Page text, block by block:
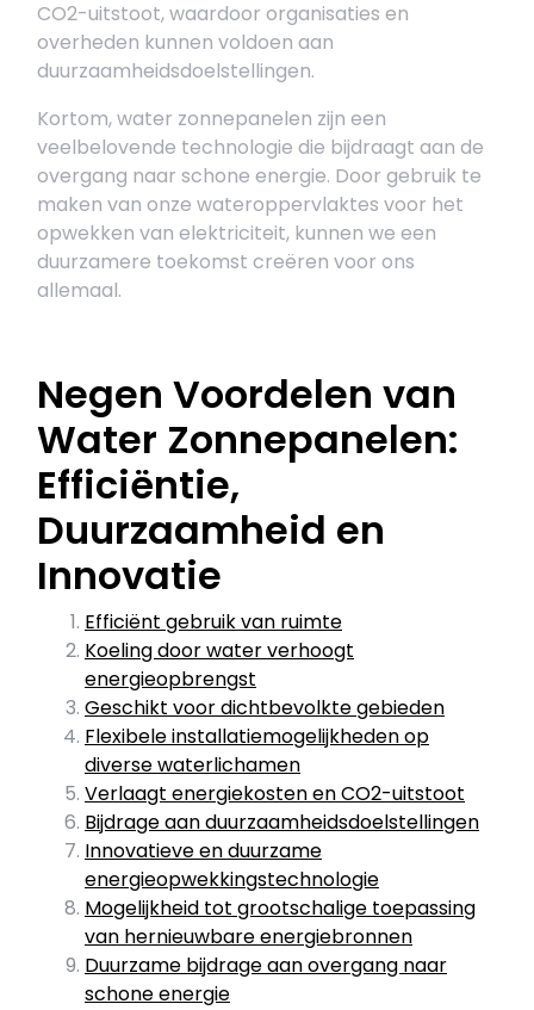
CO2-uitstoot, waardoor organisaties en
overheden kunnen voldoen aan
duurzaamheidsdoelstellingen.
Kortom, water zonnepanelen zijn een
veelbelovende technologie die bijdraagt aan de
overgang naar schone energie. Door gebruik te
maken van onze wateroppervlaktes voor het
opwekken van elektriciteit, kunnen we een
duurzamere toekomst creëren voor ons
allemaal.
Negen Voordelen van
Water Zonnepanelen:
Efficiëntie,
Duurzaamheid en
Innovatie
Efficiënt gebruik van ruimte
Koeling door water verhoogt
energieopbrengst
Geschikt voor dichtbevolkte gebieden
Flexibele installatiemogelijkheden op
diverse waterlichamen
Verlaagt energiekosten en CO2-uitstoot
Bijdrage aan duurzaamheidsdoelstellingen
Innovatieve en duurzame
energieopwekkingstechnologie
Mogelijkheid tot grootschalige toepassing
van hernieuwbare energiebronnen
Duurzame bijdrage aan overgang naar
schone energie